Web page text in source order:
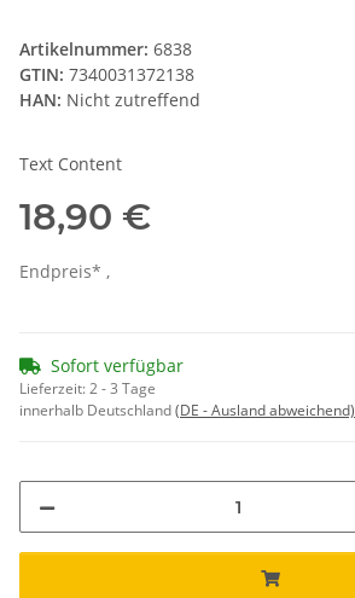
Artikelnummer: 6838
GTIN: 7340031372138
HAN: Nicht zutreffend
Text Content
18,90 €
Endpreis* ,
Sofort verfügbar
Lieferzeit:2 - 3 Tage
innerhalb Deutschland(DE - Ausland abweichend)